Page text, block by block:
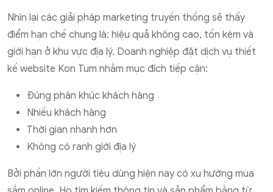
Nhìn lại các giải pháp marketing truyền thống sẽ thấy
điểm hạn chế chung là: hiệu quả không cao, tốn kém và
giới hạn ở khu vực địa lý. Doanh nghiệp đặt dịch vụ thiết
kế website Kon Tum nhằm mục đích tiếp cận:
Đúng phân khúc khách hàng
Nhiều khách hàng
Thời gian nhanh hơn
Không có ranh giới địa lý
Bởi phần lớn người tiêu dùng hiện nay có xu hướng mua